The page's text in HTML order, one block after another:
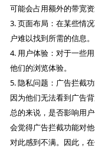
可能会占用额外的带宽资
3. 页面布局：在某些情
户难以找到所需的信息。
4. 用户体验：对于一些
他们的浏览体验。
5. 隐私问题：广告拦截
因为他们无法看到广告背
总的来说，是否影响用
会觉得广告拦截功能对
对此感到不满。因此，